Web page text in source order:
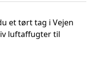
et tørt tag i Vejen
luftaffugter til